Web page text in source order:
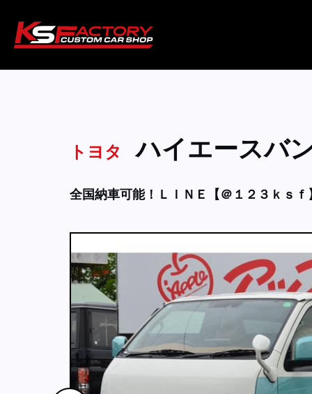
トヨタ ハイエースバ
全国納車可能！ＬＩＮＥ【＠１２３ｋｓ